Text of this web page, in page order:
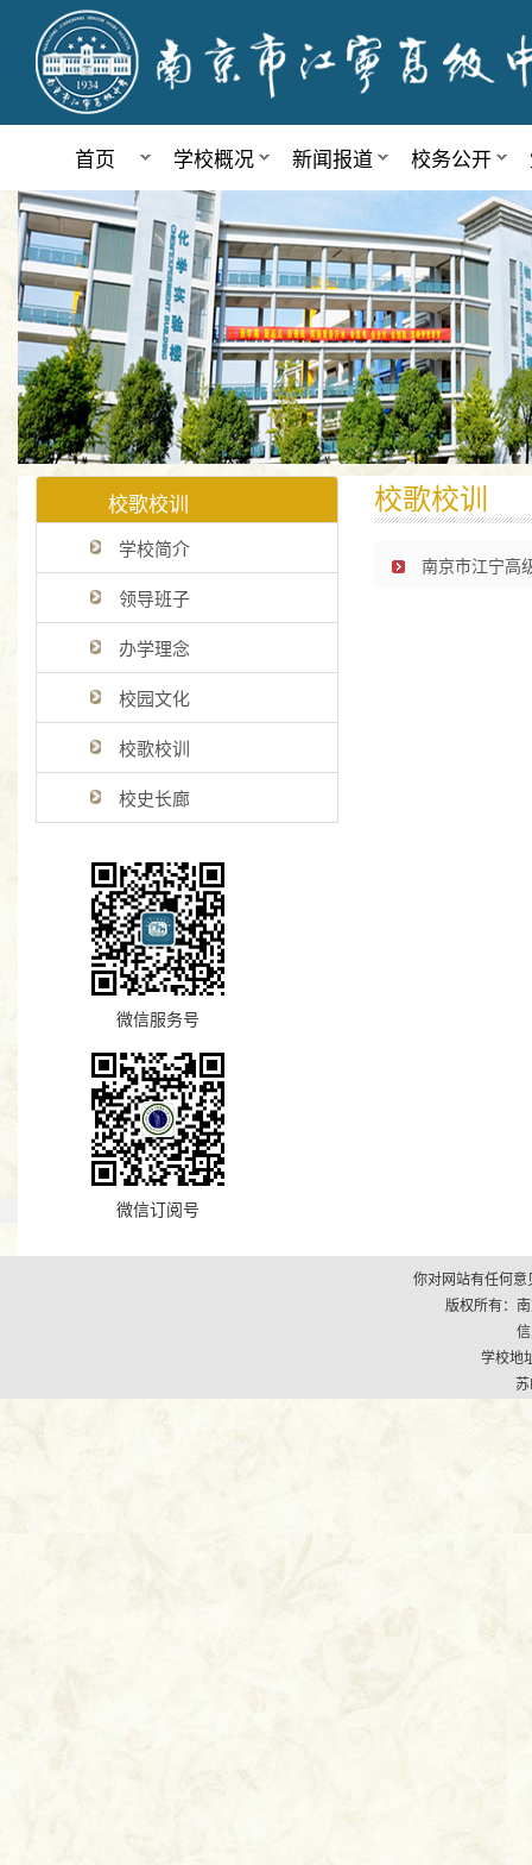
首页 学校概况 新闻报道 校务公开
校歌校训
学校简介
领导班子
办学理念
校园文化
校歌校训
校史长廊
微信服务号
微信订阅号
校歌校训
南京市江宁高
你对网站有任何
版权所有：
学校地